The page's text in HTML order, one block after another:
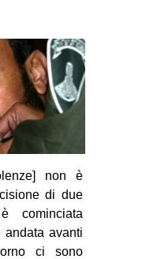
non è
di due
cominciata
andata avanti
ci sono